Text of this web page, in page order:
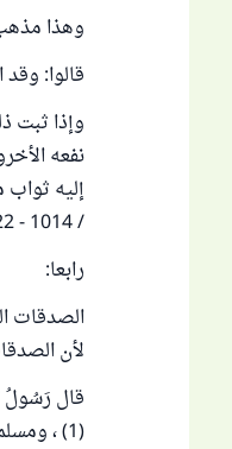
وهذا
قالوا:
وإذا ثبت
نفعه
/ 1014 - 1022).
رابعا:
الصدقات
لأن
قال رَسُولُ
(1) ، ومسلم (1907) .